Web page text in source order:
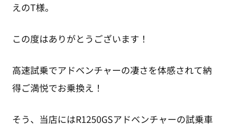
えのT様。
この度はありがとうございます！
高速試乗でアドベンチャーの凄さを体感されて納
得ご満悦でお乗換え！
そう、当店にはR1250GSアドベンチャーの試乗車